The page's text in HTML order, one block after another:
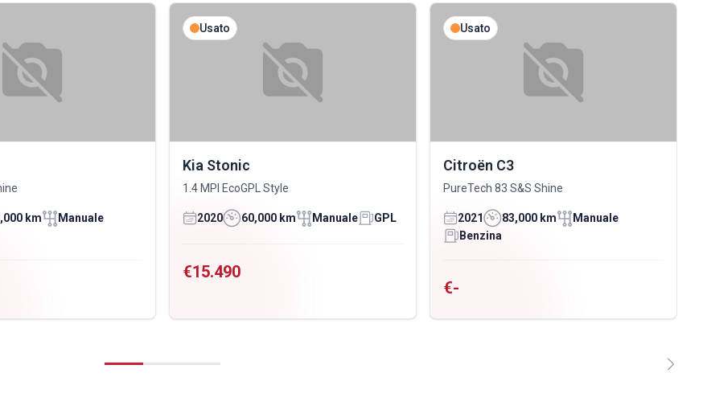
km
Manuale
Usato
Kia Stonic
1.4 MPI EcoGPL Style
2020 60,000 km Manuale GPL
€15.490
Usato
Citroën C3
PureTech 83 S&S Shine
2021 83,000 km
Manuale
Benzina
€-